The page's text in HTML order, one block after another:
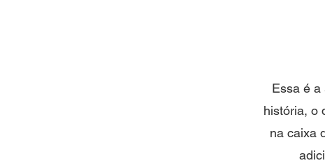
​Essa é a
história, o
na caixa